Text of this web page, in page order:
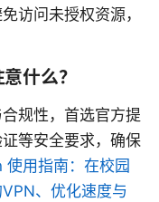
访问未授权资源，
什么？
规性，首选官方提
等安全要求，确保
使用指南：在校园
、优化速度与